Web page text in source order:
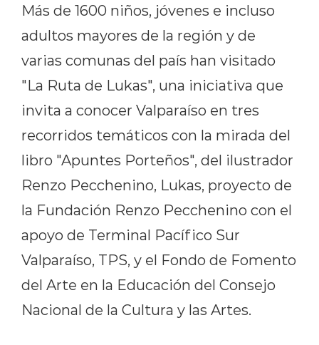
Más de 1600 niños, jóvenes e incluso
adultos mayores de la región y de
varias comunas del país han visitado
"La Ruta de Lukas", una iniciativa que
invita a conocer Valparaíso en tres
recorridos temáticos con la mirada del
libro "Apuntes Porteños", del ilustrador
Renzo Pecchenino, Lukas, proyecto de
la Fundación Renzo Pecchenino con el
apoyo de Terminal Pacífico Sur
Valparaíso, TPS, y el Fondo de Fomento
del Arte en la Educación del Consejo
Nacional de la Cultura y las Artes.